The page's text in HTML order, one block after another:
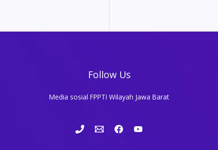
Follow Us
Media sosial FPPTI Wilayah Jawa Barat